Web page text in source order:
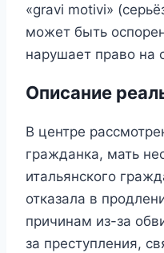
«gravi motivi»
может быть
нарушает право на
Описание
В центре
гражданка, мать
итальянского
отказала в
причинам из-за
за преступления,